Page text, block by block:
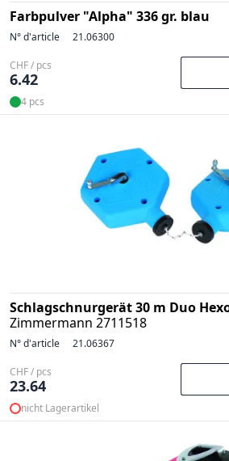
Farbpulver "Alpha" 336 gr. blau
N° d'article 21.06300
CHF / pcs
6.42
4 pcs
Schlagschnurgerät 30 m Duo
Zimmermann 2711518
N° d'article 21.06367
CHF / pcs
23.64
nicht Lagerartikel